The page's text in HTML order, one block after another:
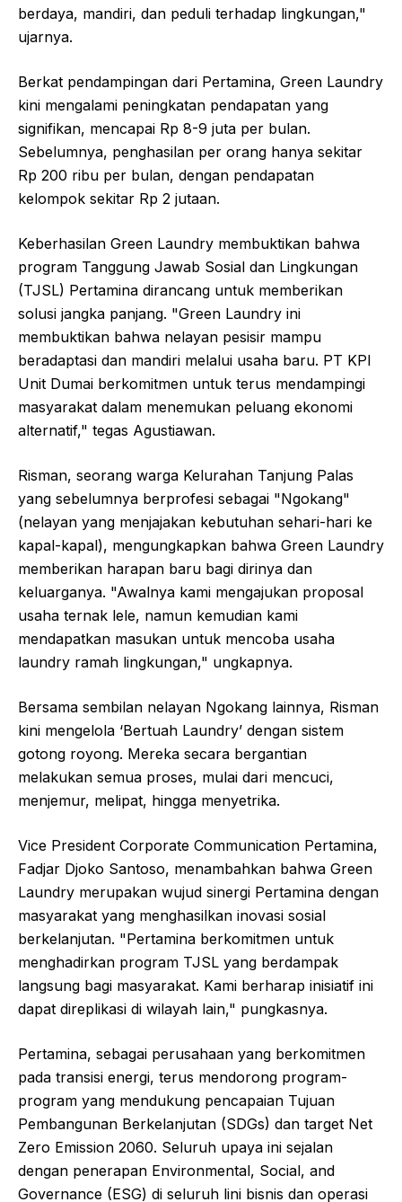
berdaya, mandiri, dan peduli terhadap lingkungan,"
ujarnya.
Berkat pendampingan dari Pertamina, Green Laundry
kini mengalami peningkatan pendapatan yang
signifikan, mencapai Rp 8-9 juta per bulan.
Sebelumnya, penghasilan per orang hanya sekitar
Rp 200 ribu per bulan, dengan pendapatan
kelompok sekitar Rp 2 jutaan.
Keberhasilan Green Laundry membuktikan bahwa
program Tanggung Jawab Sosial dan Lingkungan
(TJSL) Pertamina dirancang untuk memberikan
solusi jangka panjang. "Green Laundry ini
membuktikan bahwa nelayan pesisir mampu
beradaptasi dan mandiri melalui usaha baru. PT KPI
Unit Dumai berkomitmen untuk terus mendampingi
masyarakat dalam menemukan peluang ekonomi
alternatif," tegas Agustiawan.
Risman, seorang warga Kelurahan Tanjung Palas
yang sebelumnya berprofesi sebagai "Ngokang"
(nelayan yang menjajakan kebutuhan sehari-hari ke
kapal-kapal), mengungkapkan bahwa Green Laundry
memberikan harapan baru bagi dirinya dan
keluarganya. "Awalnya kami mengajukan proposal
usaha ternak lele, namun kemudian kami
mendapatkan masukan untuk mencoba usaha
laundry ramah lingkungan," ungkapnya.
Bersama sembilan nelayan Ngokang lainnya, Risman
kini mengelola ‘Bertuah Laundry’ dengan sistem
gotong royong. Mereka secara bergantian
melakukan semua proses, mulai dari mencuci,
menjemur, melipat, hingga menyetrika.
Vice President Corporate Communication Pertamina,
Fadjar Djoko Santoso, menambahkan bahwa Green
Laundry merupakan wujud sinergi Pertamina dengan
masyarakat yang menghasilkan inovasi sosial
berkelanjutan. "Pertamina berkomitmen untuk
menghadirkan program TJSL yang berdampak
langsung bagi masyarakat. Kami berharap inisiatif ini
dapat direplikasi di wilayah lain," pungkasnya.
Pertamina, sebagai perusahaan yang berkomitmen
pada transisi energi, terus mendorong program-
program yang mendukung pencapaian Tujuan
Pembangunan Berkelanjutan (SDGs) dan target Net
Zero Emission 2060. Seluruh upaya ini sejalan
dengan penerapan Environmental, Social, and
Governance (ESG) di seluruh lini bisnis dan operasi